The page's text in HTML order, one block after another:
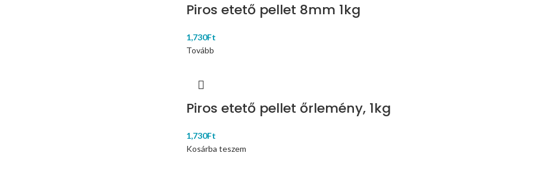
Piros etető pellet 8mm 1kg
1,730Ft
Tovább
Piros etető pellet őrlemény, 1kg
1,730Ft
Kosárba teszem